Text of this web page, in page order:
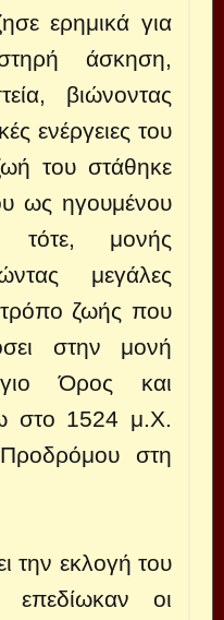
ερημικά για
άσκηση,
βιώνοντας
ενέργειες του
του στάθηκε
ως ηγουμένου
τότε, μονής
μεγάλες
τρόπο ζωής που
στην μονή
Όρος και
στο 1524 μ.Χ.
στη
την εκλογή του
οι